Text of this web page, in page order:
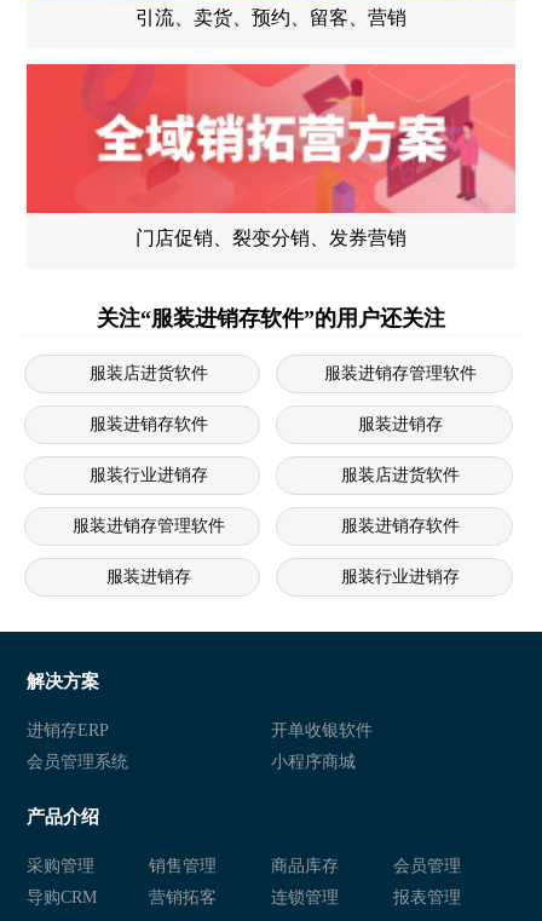
引流、卖货、预约、留客、营销
门店促销、裂变分销、发券营销
关注“服装进销存软件”的用户还关注
服装店进货软件 服装进销存管理软件
服装进销存软件 服装进销存
服装行业进销存 服装店进货软件
服装进销存管理软件 服装进销存软件
服装进销存 服装行业进销存
服装店进销存软件 服装店连锁管理系统 服装连锁经营软件
连锁服装店进销存软件 服装销售管理系统 服装店管理系统
服装进销存软件 服装管理系统 服
服装行业进销存 服装进销存软件 服装行业管理软件
解决方案
进销存ERP
开单收银软件
会员管理系统
小程序商城
产品介绍
采购管理 销售管理 商品库存
会员管理
导购CRM
营销拓客 连锁管理 报表管理